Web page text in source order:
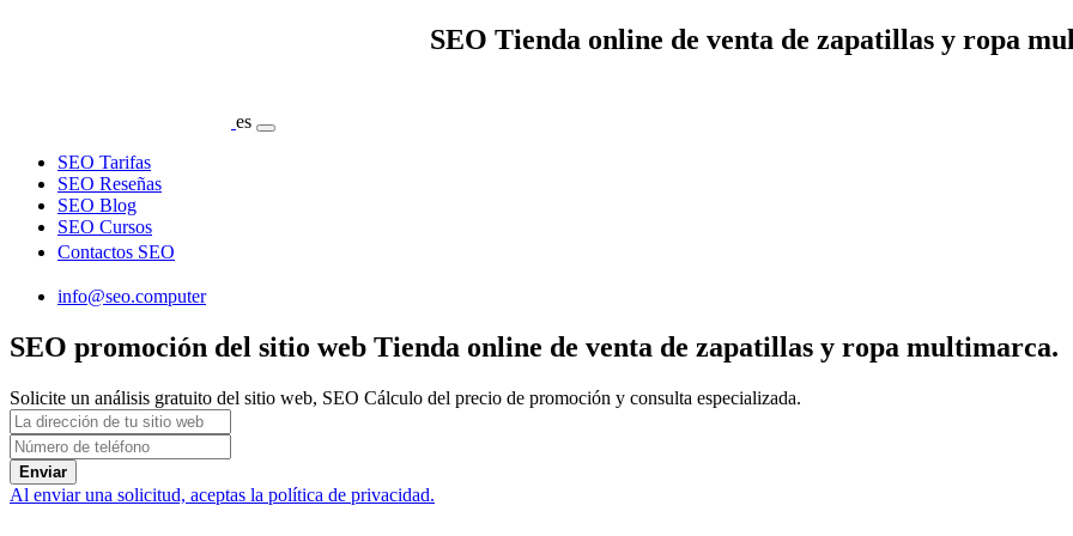
SEO Tienda online de venta de zapatillas y ropa
es
SEO Tarifas
SEO Reseñas
SEO Blog
SEO Cursos
Contactos SEO
info@seo.computer
SEO promoción del sitio web Tienda online de venta de zapatillas y ropa multimarca.
Solicite un análisis gratuito del sitio web, SEO Cálculo del precio de promoción y consulta especializada.
Enviar
Al enviar una solicitud, aceptas la política de privacidad.